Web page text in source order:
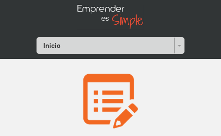
Inicio